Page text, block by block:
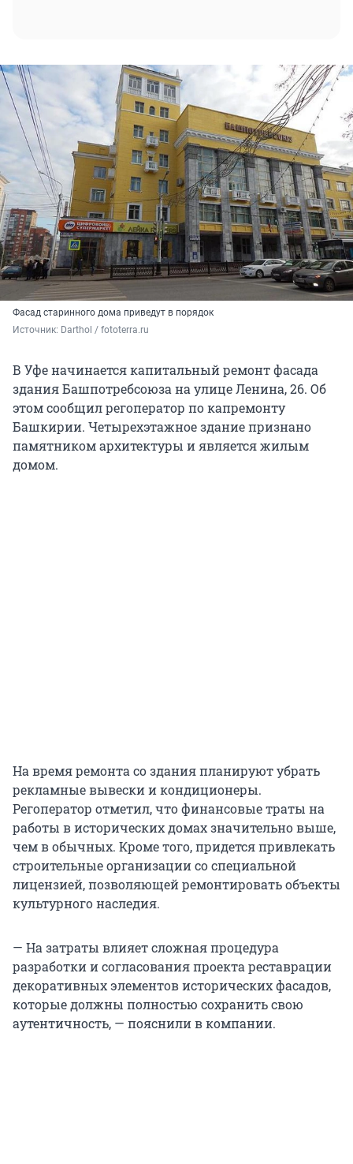
Фасад старинного дома приведут в порядок
Источник: Darthol / fototerra.ru
В Уфе начинается капитальный ремонт фасада
здания Башпотребсоюза на улице Ленина, 26. Об
этом сообщил регоператор по капремонту
Башкирии. Четырехэтажное здание признано
памятником архитектуры и является жилым
домом.
На время ремонта со здания планируют убрать
рекламные вывески и кондиционеры.
Регоператор отметил, что финансовые траты на
работы в исторических домах значительно выше,
чем в обычных. Кроме того, придется привлекать
строительные организации со специальной
лицензией, позволяющей ремонтировать объекты
культурного наследия.
— На затраты влияет сложная процедура
разработки и согласования проекта реставрации
декоративных элементов исторических фасадов,
которые должны полностью сохранить свою
аутентичность, — пояснили в компании.